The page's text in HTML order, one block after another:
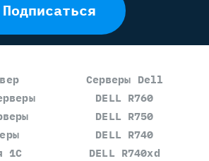
Подписаться
1С
Серверы Dell
DELL R760
DELL R750
DELL R740
DELL R740xd